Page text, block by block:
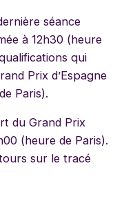
séance
à 12h30 (heure
qui
Prix d’Espagne
Paris).
du Grand Prix
(heure de Paris).
sur le tracé